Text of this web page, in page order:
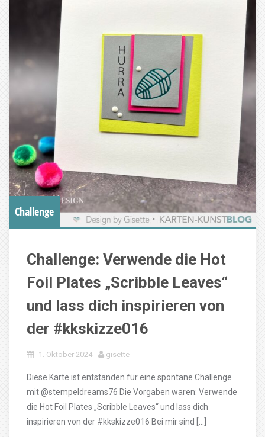
Challenge
Challenge: Verwende die Hot
Foil Plates „Scribble Leaves“
und lass dich inspirieren von
der #kkskizze016
1. Oktober 2024 gisette
Diese Karte ist entstanden für eine spontane Challenge
mit @stempeldreams76 Die Vorgaben waren: Verwende
die Hot Foil Plates „Scribble Leaves“ und lass dich
inspirieren von der #kkskizze016 Bei mir sind […]